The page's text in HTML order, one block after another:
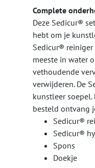
Complete
Deze Sedicur®
hebt om je
Sedicur®
meeste in water
vethoudende
verwijderen. De
kunstleer soepel.
besteld ontvang
Sedicur®
Sedicur®
Spons
Doekje